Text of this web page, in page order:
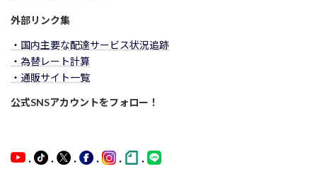
外部リンク集
・国内主要な配達サービス状況追跡
・為替レート計算
・通販サイト一覧
公式SNSアカウントをフォロー！
・ ・ ・ ・ ・ ・